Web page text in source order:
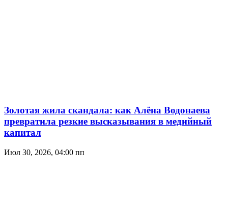
Золотая жила скандала: как Алёна Водонаева
превратила резкие высказывания в медийный
капитал
Июл 30, 2026, 04:00 пп